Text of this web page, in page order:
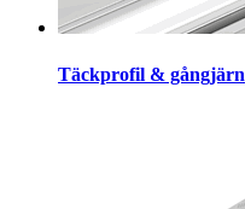
Täckprofil & gångjärn